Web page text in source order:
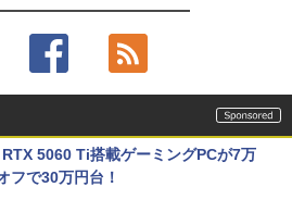
5060 Ti搭載ゲーミングPCが7万
フで30万円台！